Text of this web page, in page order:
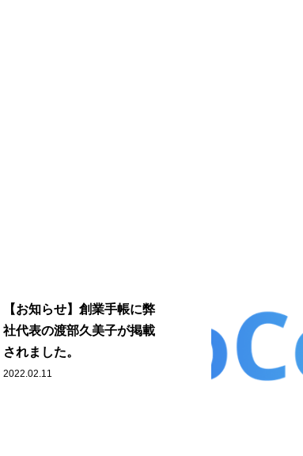
【お知らせ】創業手帳に弊
社代表の渡部久美子が掲載
されました。
2022.02.11